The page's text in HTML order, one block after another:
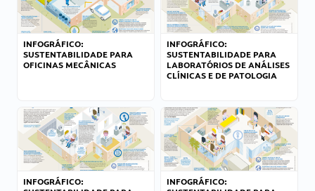
INFOGRÁFICO:
SUSTENTABILIDADE PARA
OFICINAS MECÂNICAS
INFOGRÁFICO:
SUSTENTABILIDADE PARA
LABORATÓRIOS DE ANÁLISES
CLÍNICAS E DE PATOLOGIA
INFOGRÁFICO:
INFOGRÁFICO: